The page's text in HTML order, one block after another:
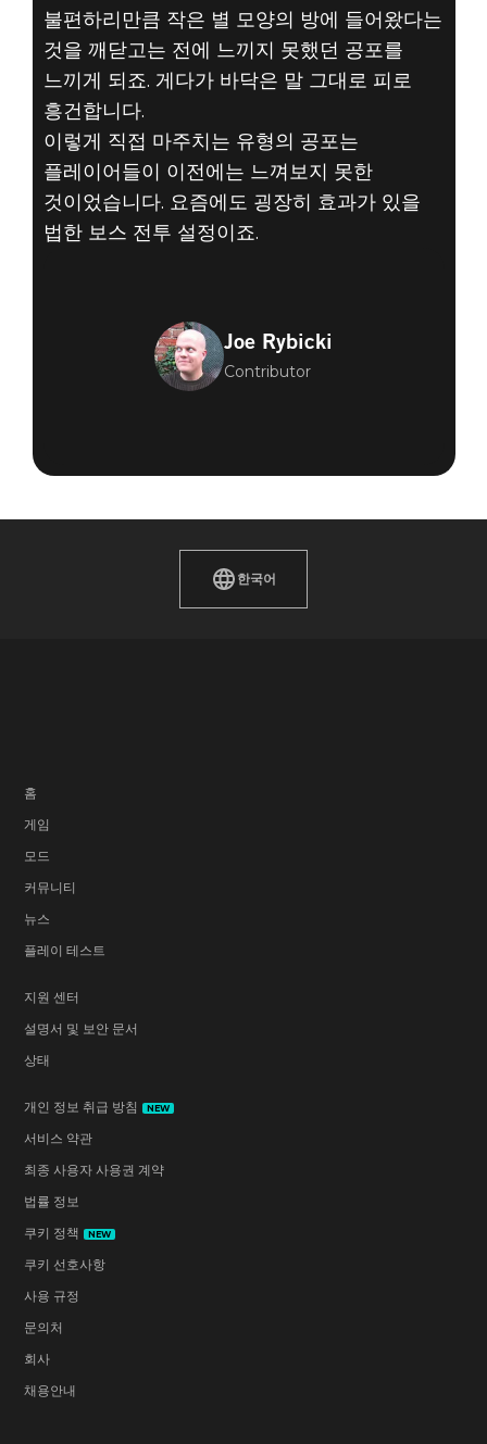
불편하리만큼 작은 별 모양의 방에 들어왔다는
것을 깨닫고는 전에 느끼지 못했던 공포를
느끼게 되죠. 게다가 바닥은 말 그대로 피로
흥건합니다.
이렇게 직접 마주치는 유형의 공포는
플레이어들이 이전에는 느껴보지 못한
것이었습니다. 요즘에도 굉장히 효과가 있을
법한 보스 전투 설정이죠.
Joe Rybicki
Contributor
한국어
홈
게임
모드
커뮤니티
뉴스
플레이 테스트
지원 센터
설명서 및 보안 문서
상태
개인 정보 취급 방침 NEW
서비스 약관
최종 사용자 사용권 계약
법률 정보
쿠키 정책
NEW
쿠키 선호사항
사용 규정
문의처
회사
채용안내